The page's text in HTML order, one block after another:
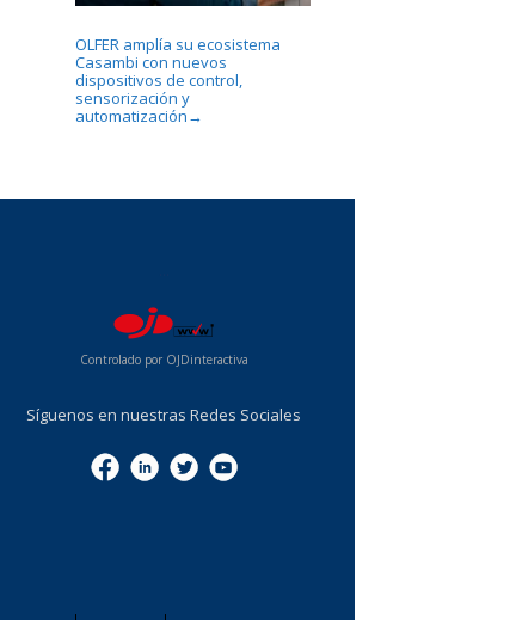
OLFER amplía su ecosistema
Casambi con nuevos
dispositivos de control,
sensorización y
automatización →
Controlado por OJDinteractiva
Síguenos en nuestras Redes Sociales